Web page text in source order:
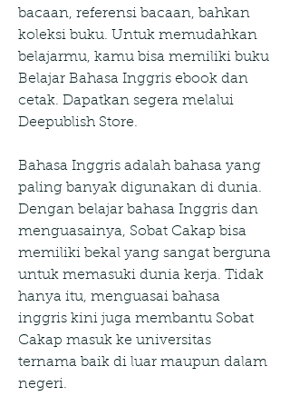
bacaan, referensi bacaan, bahkan
koleksi buku. Untuk memudahkan
belajarmu, kamu bisa memiliki buku
Belajar Bahasa Inggris ebook dan
cetak. Dapatkan segera melalui
Deepublish Store.
Bahasa Inggris adalah bahasa yang
paling banyak digunakan di dunia.
Dengan belajar bahasa Inggris dan
menguasainya, Sobat Cakap bisa
memiliki bekal yang sangat berguna
untuk memasuki dunia kerja. Tidak
hanya itu, menguasai bahasa
inggris kini juga membantu Sobat
Cakap masuk ke universitas
ternama baik di luar maupun dalam
negeri.